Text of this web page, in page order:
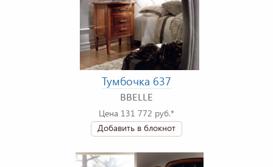
Тумбочка 637
BBELLE
Цена 131 772 руб.*
Добавить в блокнот